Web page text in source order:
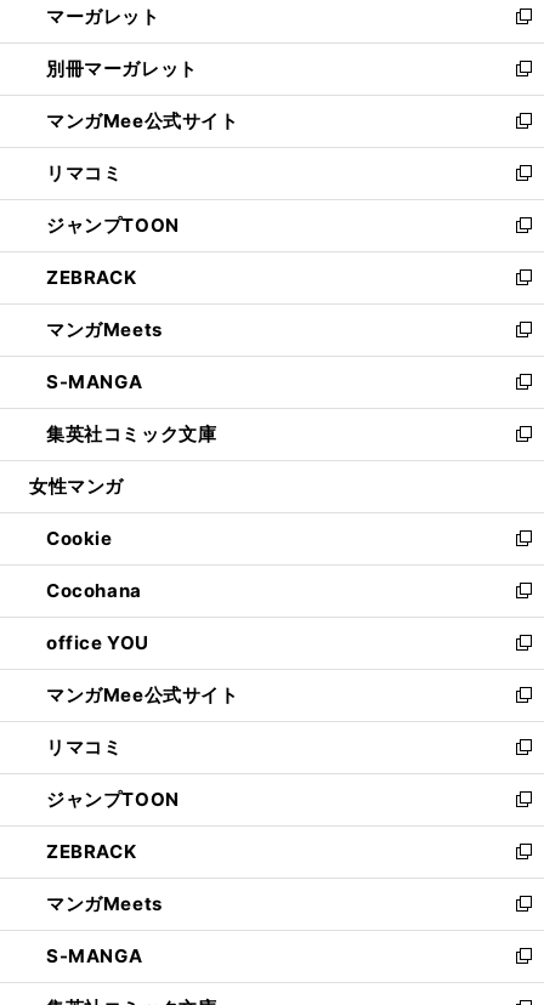
く
で
開
く
ド
ウ
で
開
く
い
ウ
ィ
ン
ド
ウ
で
開
く
マーガレット
新
し
い
ウ
ィ
ン
ド
ウ
で
開
く
別冊マーガレット
新
し
い
ウ
ィ
ン
ド
ウ
で
開
く
マンガMee公式サイト
新
し
い
ウ
ィ
ン
ド
ウ
で
開
く
リマコミ
新
し
い
ウ
ィ
ン
ド
ウ
で
開
く
ジャンプTOON
新
し
い
ウ
ィ
ン
ド
ウ
で
開
ZEBRACK
新
し
い
ウ
ィ
ン
ド
ウ
開
く
マンガMeets
新
し
い
ウ
ィ
ン
ウ
で
開
く
S-MANGA
新
し
い
ウ
ン
ド
ウ
で
開
く
集英社コミック文庫
新
し
ウ
ィ
ン
ド
ウ
で
開
く
女性マンガ
Cookie
新
し
い
ウ
ィ
ン
ド
ウ
で
開
く
Cocohana
新
し
い
ウ
ィ
ン
ド
ウ
で
開
く
office YOU
新
し
い
ウ
ィ
ン
ド
ウ
で
開
く
マンガMee公式サイト
新
し
い
ウ
ィ
ン
ド
ウ
で
開
く
リマコミ
新
し
い
ウ
ィ
ン
ド
ウ
で
開
ジャンプTOON
新
し
い
ウ
ィ
ン
ド
ウ
ZEBRACK
新
し
い
ウ
ィ
ン
マンガMeets
新
し
い
ウ
S-MANGA
新
し